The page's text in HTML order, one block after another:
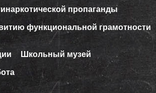
пропаганды
функциональной грамотности
Школьный музей